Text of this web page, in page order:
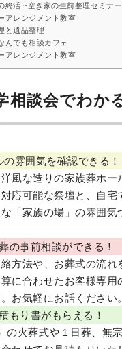
終活 ~空き家の生前整理セミナ
アレンジメント教室
と遺品整理
んでも相談カフェ
アレンジメント教室
相談会でわか
の雰囲気を確認できる！
風な造りの家族葬ホー
応可能な祭壇と、自宅
「家族の場」の雰囲気
の事前相談ができる！
方法や、お葬式の流れ
に合わせたお客様専用
お気軽にお話ください。
もり書がもらえる！
の火葬式や１日葬、無